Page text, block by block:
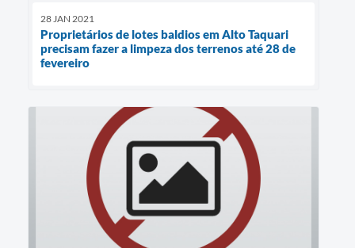
28 JAN 2021
Proprietários de lotes baldios em Alto Taquari
precisam fazer a limpeza dos terrenos até 28 de
fevereiro